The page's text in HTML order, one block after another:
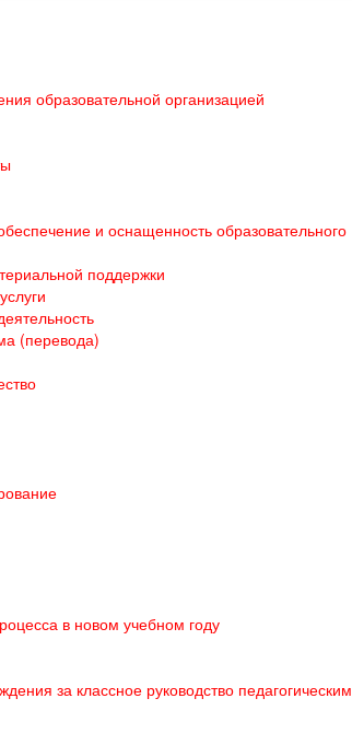
образовательной организацией
и оснащенность образовательного
поддержки
(перевода)
в новом учебном году
за классное руководство педагогическим